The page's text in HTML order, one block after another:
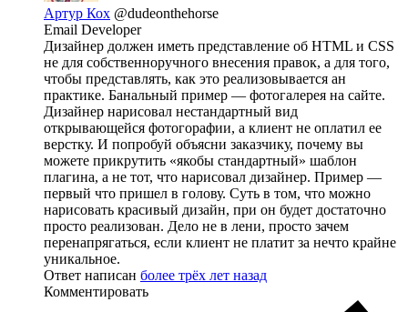
Артур Кох @dudeonthehorse
Email Developer
Дизайнер должен иметь представление об HTML и CSS
не для собственноручного внесения правок, а для того,
чтобы представлять, как это реализовывается ан
практике. Банальный пример — фотогалерея на сайте.
Дизайнер нарисовал нестандартный вид
открывающейся фотогорафии, а клиент не оплатил ее
верстку. И попробуй объясни заказчику, почему вы
можете прикрутить «якобы стандартный» шаблон
плагина, а не тот, что нарисовал дизайнер. Пример —
первый что пришел в голову. Суть в том, что можно
нарисовать красивый дизайн, при он будет достаточно
просто реализован. Дело не в лени, просто зачем
перенапрягаться, если клиент не платит за нечто крайне
уникальное.
Ответ написан более трёх лет назад
Комментировать